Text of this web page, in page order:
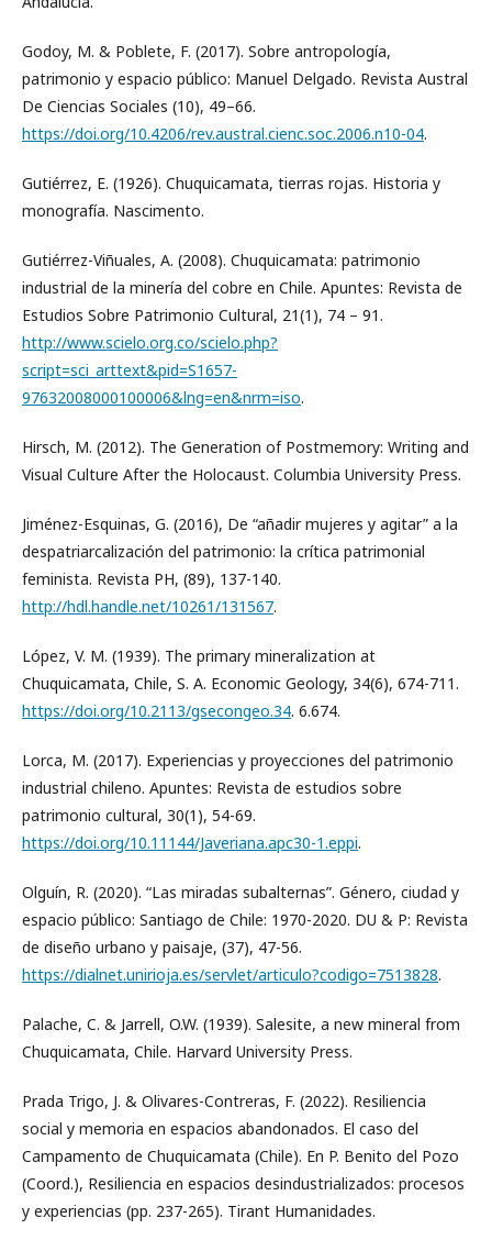
Godoy, M. & Poblete, F. (2017). Sobre antropología,
patrimonio y espacio público: Manuel Delgado. Revista Austral
De Ciencias Sociales (10), 49–66.
https://doi.org/10.4206/rev.austral.cienc.soc.2006.n10-04.
Gutiérrez, E. (1926). Chuquicamata, tierras rojas. Historia y
monografía. Nascimento.
Gutiérrez-Viñuales, A. (2008). Chuquicamata: patrimonio
industrial de la minería del cobre en Chile. Apuntes: Revista de
Estudios Sobre Patrimonio Cultural, 21(1), 74 – 91.
http://www.scielo.org.co/scielo.php?
script=sci_arttext&pid=S1657-
97632008000100006&lng=en&nrm=iso.
Hirsch, M. (2012). The Generation of Postmemory: Writing and
Visual Culture After the Holocaust. Columbia University Press.
Jiménez-Esquinas, G. (2016), De “añadir mujeres y agitar” a la
despatriarcalización del patrimonio: la crítica patrimonial
feminista. Revista PH, (89), 137-140.
http://hdl.handle.net/10261/131567.
López, V. M. (1939). The primary mineralization at
Chuquicamata, Chile, S. A. Economic Geology, 34(6), 674-711.
https://doi.org/10.2113/gsecongeo.34. 6.674.
Lorca, M. (2017). Experiencias y proyecciones del patrimonio
industrial chileno. Apuntes: Revista de estudios sobre
patrimonio cultural, 30(1), 54-69.
https://doi.org/10.11144/Javeriana.apc30-1.eppi.
Olguín, R. (2020). “Las miradas subalternas”. Género, ciudad y
espacio público: Santiago de Chile: 1970-2020. DU & P: Revista
de diseño urbano y paisaje, (37), 47-56.
https://dialnet.unirioja.es/servlet/articulo?codigo=7513828.
Palache, C. & Jarrell, O.W. (1939). Salesite, a new mineral from
Chuquicamata, Chile. Harvard University Press.
Prada Trigo, J. & Olivares-Contreras, F. (2022). Resiliencia
social y memoria en espacios abandonados. El caso del
Campamento de Chuquicamata (Chile). En P. Benito del Pozo
(Coord.), Resiliencia en espacios desindustrializados: procesos
y experiencias (pp. 237-265). Tirant Humanidades.